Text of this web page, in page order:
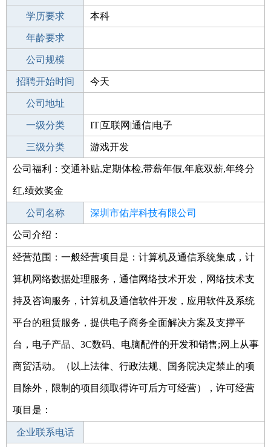
性别要求 -
学历要求 本科
工作经验
年龄要求
工作地点
公司规模
公司电话
招聘开始时间 今天
招聘结束时间
公司地址
一级分类 IT|互联网|通信|电子
二级分类 技术开发
三级分类 游戏开发
其他行业
公司福利：交通补贴,定期体检,带薪年假,年底双薪,年终分
红,绩效奖金
公司名称 深圳市佑岸科技有限公司
公司类型
公司介绍：
经营范围：一般经营项目是：计算机及通信系统集成，计
算机网络数据处理服务，通信网络技术开发，网络技术支
持及咨询服务，计算机及通信软件开发，应用软件及系统
平台的租赁服务，提供电子商务全面解决方案及支撑平
台，电子产品、3C数码、电脑配件的开发和销售;网上从事
商贸活动。（以上法律、行政法规、国务院决定禁止的项
目除外，限制的项目须取得许可后方可经营），许可经营
项目是：
企业联系电话